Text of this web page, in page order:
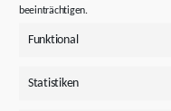
beeinträchtigen.
Funktional
Statistiken
STÖBER Familie
Sollten Sie nicht